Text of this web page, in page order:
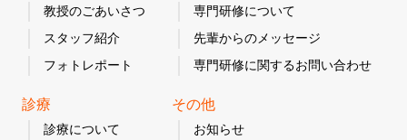
教授のごあいさつ
スタッフ紹介
フォトレポート
診療
診療について
専門研修について
先輩からのメッセージ
専門研修に関するお問い合わせ
その他
お知らせ